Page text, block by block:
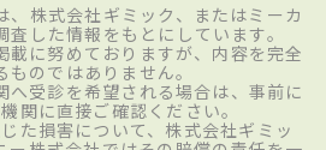
、株式会社ギミック、またはミーカ
した情報をもとにしています。
載に努めておりますが、内容を完全
ものではありません。
へ受診を希望される場合は、事前に
関に直接ご確認ください。
た損害について、株式会社ギミッ